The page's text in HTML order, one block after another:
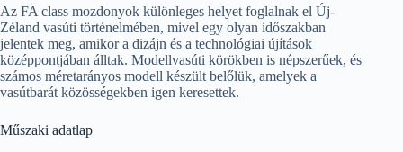
Az FA class mozdonyok különleges helyet foglalnak el Új-
Zéland vasúti történelmében, mivel egy olyan időszakban
jelentek meg, amikor a dizájn és a technológiai újítások
középpontjában álltak. Modellvasúti körökben is népszerűek, és
számos méretarányos modell készült belőlük, amelyek a
vasútbarát közösségekben igen keresettek.
Műszaki adatlap